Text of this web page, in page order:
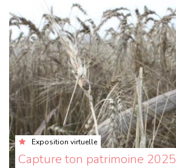
Exposition virtuelle
Capture ton patrimoine 2025